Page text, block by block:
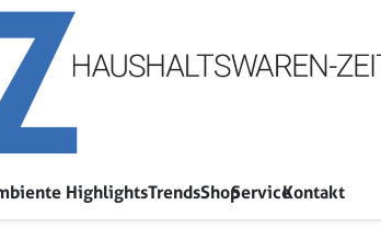
HighlightsTrendsShopServiceKontakt